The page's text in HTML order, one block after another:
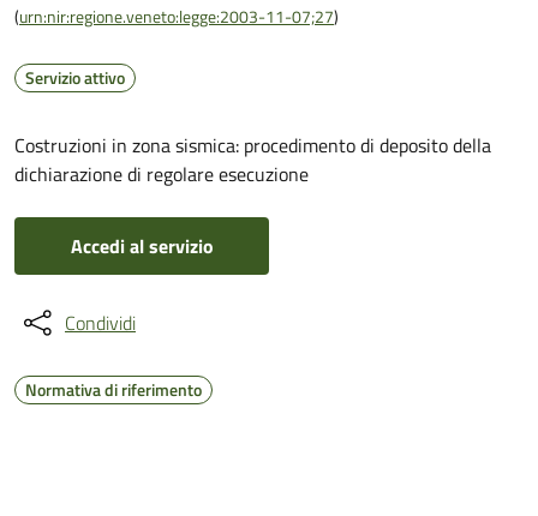
(urn:nir:regione.veneto:legge:2003-11-07;27)
Servizio attivo
Costruzioni in zona sismica: procedimento di deposito della
dichiarazione di regolare esecuzione
Accedi al servizio
Condividi
Normativa di riferimento